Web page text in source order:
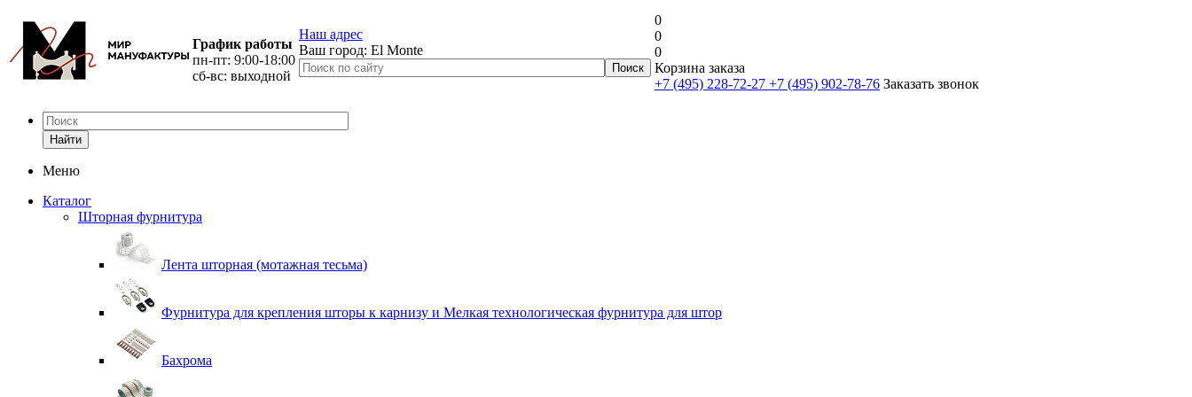
График работы
пн-пт: 9:00-18:00
сб-вс: выходной
Наш адрес
Ваш город: El Monte
0
0
0
Корзина заказа
+7 (495) 228-72-27 +7 (495) 902-78-76 Заказать звонок
Найти
Меню
Каталог
Шторная фурнитура
Лента шторная (мотажная тесьма)
Фурнитура для крепления шторы к карнизу и Мелкая технологическая фурнитура для штор
Бахрома